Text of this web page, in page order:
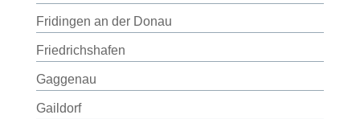
Fridingen an der Donau
Friedrichshafen
Gaggenau
Gaildorf